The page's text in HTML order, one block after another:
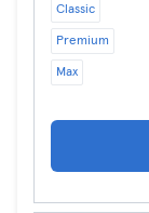
Classic
Premium
Max